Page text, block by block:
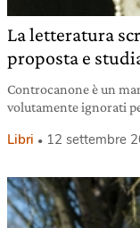
La letteratura
proposta e
Controcanone è un
volutamente ignorati
Libri 12 settembre